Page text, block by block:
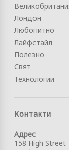
Лондон
Любопитно
Лайфстайл
Полезно
Свят
Технологии
Контакти
Адрес
158 High Street